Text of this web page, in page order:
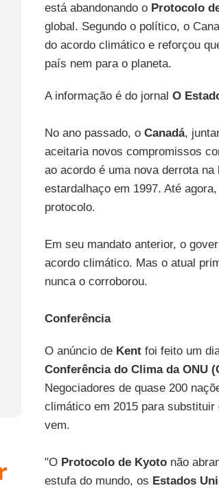
está abandonando o Protocolo
global. Segundo o político, o
do acordo climático e reforçou
país nem para o planeta.
A informação é do jornal O
No ano passado, o Canadá,
aceitaria novos compromissos
ao acordo é uma nova derrota
estardalhaço em 1997. Até
protocolo.
Em seu mandato anterior, o
acordo climático. Mas o atual
nunca o corroborou.
Conferência
O anúncio de Kent foi feito um
Conferência do Clima da ONU
Negociadores de quase 200
climático em 2015 para substituir
vem.
"OProtocolo de Kyoto não
estufa do mundo, os Estados